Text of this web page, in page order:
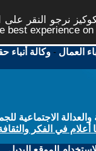
نرجو النقر
best experience
العمال -وكالة أنباء
الاجتماعية
في الفكر